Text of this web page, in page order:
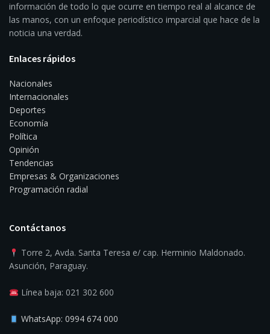
información de todo lo que ocurre en tiempo real al alcance de
las manos, con un enfoque periodístico imparcial que hace de la
noticia una verdad.
Enlaces rápidos
Nacionales
Internacionales
Deportes
Economía
Política
Opinión
Tendencias
Empresas & Organizaciones
Programación radial
Contáctanos
Torre 2, Avda. Santa Teresa e/ cap. Herminio Maldonado.
Asunción, Paraguay.
Línea baja: 021 302 600
WhatsApp: 0994 674 000